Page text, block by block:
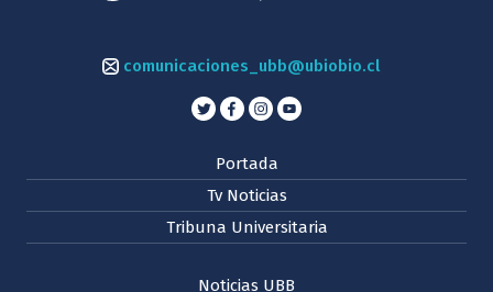
comunicaciones_ubb@ubiobio.cl
Portada
Tv Noticias
Tribuna Universitaria
Noticias UBB